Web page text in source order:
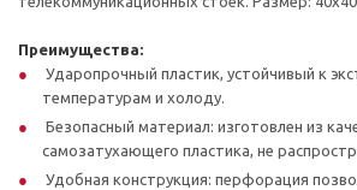
Преимущества:
Ударопрочный пластик, устойчивый к
температурам и холоду.
Безопасный материал: изготовлен из
самозатухающего пластика, не
Удобная конструкция: перфорация